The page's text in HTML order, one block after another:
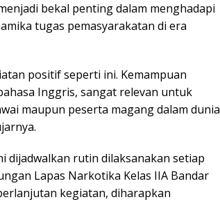
bekal penting dalam menghadapi
tugas pemasyarakatan di era
positif seperti ini. Kemampuan
Inggris, sangat relevan untuk
maupun peserta magang dalam dunia
dijadwalkan rutin dilaksanakan setiap
Lapas Narkotika Kelas IIA Bandar
kegiatan, diharapkan